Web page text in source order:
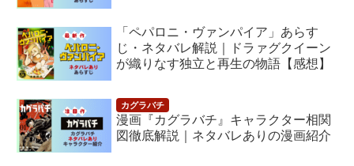
「ペパロニ・ヴァンパイア」あらす
じ・ネタバレ解説｜ドラァグクイーン
が織りなす独立と再生の物語【感想】
漫画『カグラバチ』キャラクター相関
図徹底解説｜ネタバレありの漫画紹介